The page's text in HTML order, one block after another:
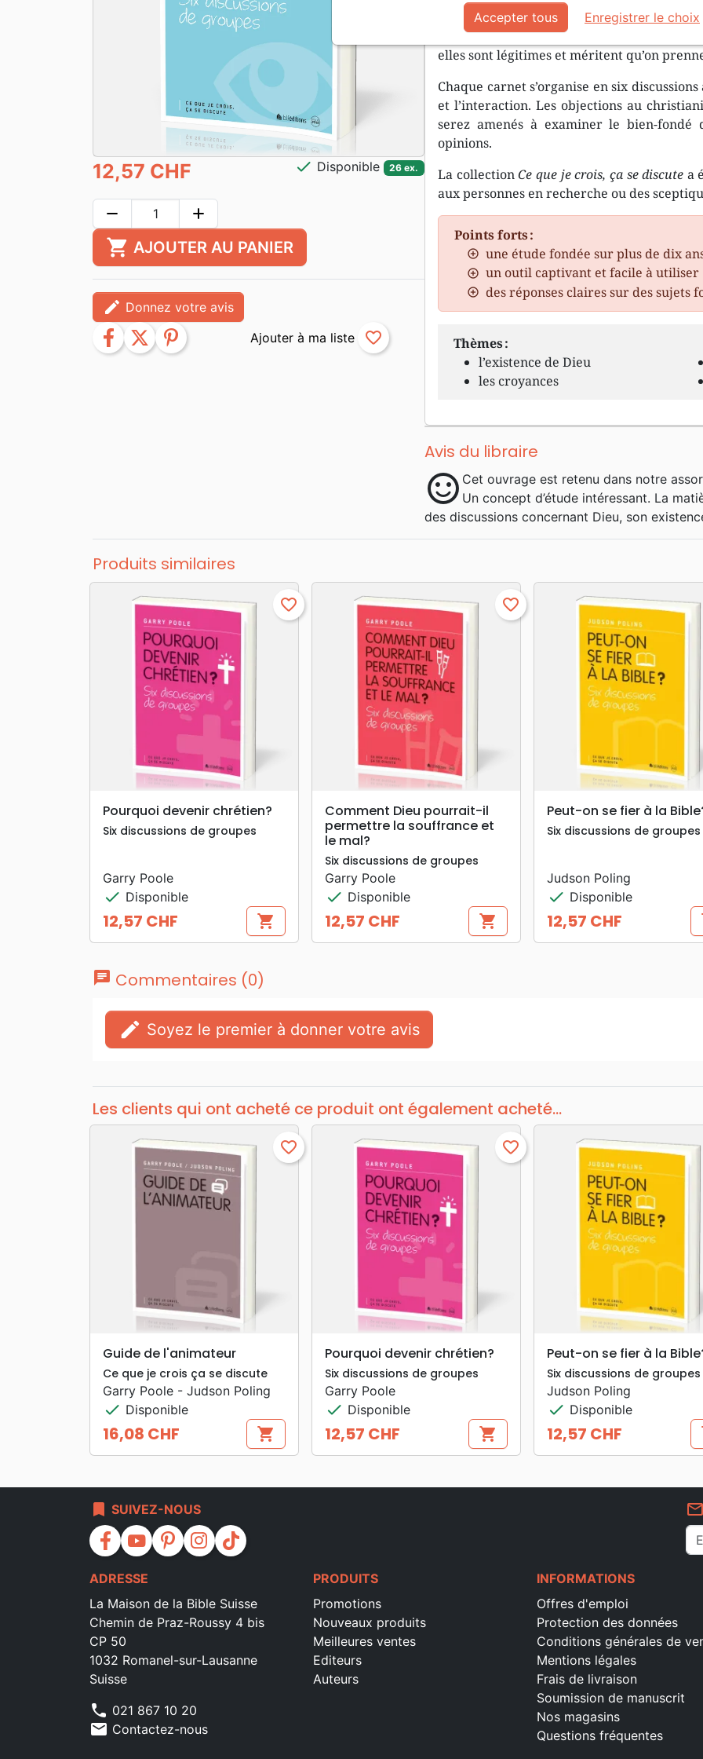
Pourquoi Dieu permet-il la souffrance et
à Dieu ? Pourquoi devrais-je me fier à la
elles sont légitimes et méritent qu’on
Chaque carnet s’organise en six
et l’interaction. Les objections au
serez amenés à examiner le bien-
opinions.
La collectionCe que je crois, ça se discute a
aux personnes en recherche ou des
Points forts :
une étude fondée sur plus de dix
un outil captivant et facile à utiliser
des réponses claires sur des sujets
Thèmes :
l’existence de Dieu
les croyances
Avis du libraire
sentiment_satisfied Cet ouvrage est retenu dans notre
Un concept d’étude intéressant. La
des discussions concernant Dieu, son
12,57 CHF check Disponible 26 ex.
remove add
shopping_cart AJOUTER AU PANIER
edit Donnez votre avis
facebook twitter pinterest favorite_border
Produits similaires
search APERÇU RAPIDE
favorite_border
Pourquoi devenir chrétien?
Six discussions de groupes
Garry Poole
check Disponible
Prix
12,57 CHF shopping_cart
search APERÇU RAPIDE
favorite_border
Comment Dieu pourrait-il
permettre la souffrance et
le mal?
Six discussions de groupes
Garry Poole
check Disponible
Prix
12,57 CHF shopping_cart
search APERÇU RAPIDE
Peut-on se fier à la
Six discussions de groupes
Judson Poling
check Disponible
Prix
12,57 CHF
chat Commentaires (0)
edit Soyez le premier à donner votre avis
Les clients qui ont acheté ce produit ont également acheté...
search APERÇU RAPIDE
favorite_border
Guide de l'animateur
Ce que je crois ça se discute
Garry Poole - Judson Poling
check Disponible
Prix
16,08 CHF shopping_cart
search APERÇU RAPIDE
favorite_border
Pourquoi devenir chrétien?
Six discussions de groupes
Garry Poole
check Disponible
Prix
12,57 CHF shopping_cart
search APERÇU RAPIDE
Peut-on se fier à la
Six discussions de groupes
Judson Poling
check Disponible
Prix
12,57 CHF
bookmark SUIVEZ-NOUS
facebook youtube pinterest instagram tiktok
mail_outline
ADRESSE
La Maison de la Bible Suisse
Chemin de Praz-Roussy 4 bis
CP 50
1032 Romanel-sur-Lausanne
Suisse
phone 021 867 10 20
mail Contactez-nous
PRODUITS
Promotions
Nouveaux produits
Meilleures ventes
Editeurs
Auteurs
INFORMATIONS
Offres d'emploi
Protection des données
Conditions générales de
Mentions légales
Frais de livraison
Soumission de manuscrit
Nos magasins
Questions fréquentes
Accepter tous Enregistrer le choix